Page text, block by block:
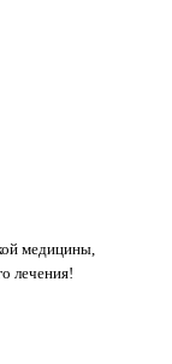
медицины,
лечения!